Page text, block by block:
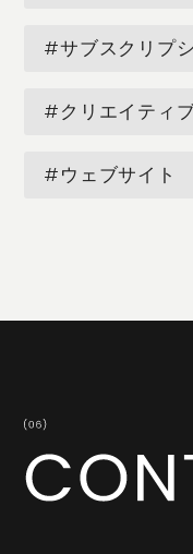
#サブスクリプ
#クリエイティ
#ウェブサイト